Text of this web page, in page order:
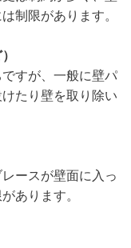
制限があります。
すが、一般に壁パ
たり壁を取り除い
ースが壁面に入っ
あります。